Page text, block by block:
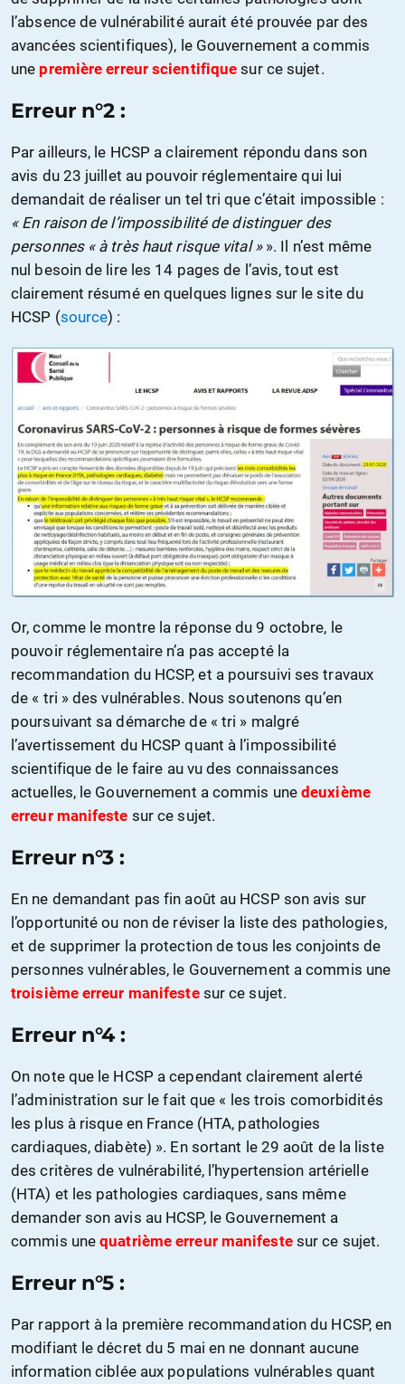
l’absence de vulnérabilité aurait été prouvée par des
avancées scientifiques), le Gouvernement a commis
une première erreur scientifiquesur ce sujet.
Erreur n°2 :
Par ailleurs, le HCSP a clairement répondu dans son
avis du 23 juillet au pouvoir réglementaire qui lui
demandait de réaliser un tel tri que c’était impossible :
« En raison de l’impossibilité de distinguer des
personnes « à très haut risque vital »». Il n’est même
nul besoin de lire les 14 pages de l’avis, tout est
clairement résumé en quelques lignes sur le site du
HCSP (source) :
Or, comme le montre la réponse du 9 octobre, le
pouvoir réglementaire n’a pas accepté la
recommandation du HCSP, et a poursuivi ses travaux
de « tri » des vulnérables. Nous soutenons qu’en
poursuivant sa démarche de « tri » malgré
l’avertissement du HCSP quant à l’impossibilité
scientifique de le faire au vu des connaissances
actuelles, le Gouvernement a commis unedeuxième
erreur manifeste sur ce sujet.
Erreur n°3 :
En ne demandant pas fin août au HCSP son avis sur
l’opportunité ou non de réviser la liste des pathologies,
et de supprimer la protection de tous les conjoints de
personnes vulnérables, le Gouvernement a commis une
troisième erreur manifeste sur ce sujet.
Erreur n°4 :
On note que le HCSP a cependant clairement alerté
l’administration sur le fait que « les trois comorbidités
les plus à risque en France (HTA, pathologies
cardiaques, diabète) ». En sortant le 29 août de la liste
des critères de vulnérabilité, l’hypertension artérielle
(HTA) et les pathologies cardiaques, sans même
demander son avis au HCSP, le Gouvernement a
commis unequatrième erreur manifeste sur ce sujet.
Erreur n°5 :
Par rapport à la première recommandation du HCSP, en
modifiant le décret du 5 mai en ne donnant aucune
information ciblée aux populations vulnérables quant